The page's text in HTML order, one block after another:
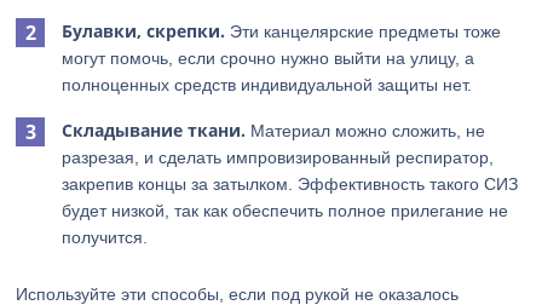
Булавки, скрепки. Эти канцелярские предметы тоже
могут помочь, если срочно нужно выйти на улицу, а
полноценных средств индивидуальной защиты нет.
Складывание ткани. Материал можно сложить, не
разрезая, и сделать импровизированный респиратор,
закрепив концы за затылком. Эффективность такого СИЗ
будет низкой, так как обеспечить полное прилегание не
получится.
Используйте эти способы, если под рукой не оказалось